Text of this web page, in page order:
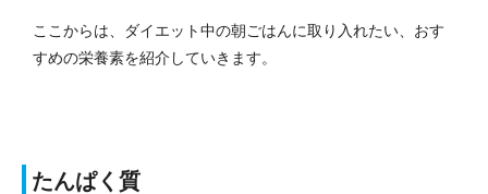
ここからは、ダイエット中の朝ごはんに取り入れたい、おす
すめの栄養素を紹介していきます。
たんぱく質